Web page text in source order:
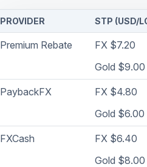
PROVIDER STP (USD/
Premium Rebate
FX $7.20
Gold $9.00
PaybackFX
FX $4.80
Gold $6.00
FXCash
FX $6.40
Gold $8.00